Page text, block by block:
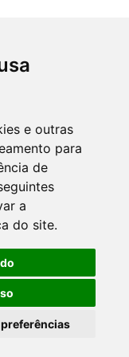
e outras
para
de
a
do site.